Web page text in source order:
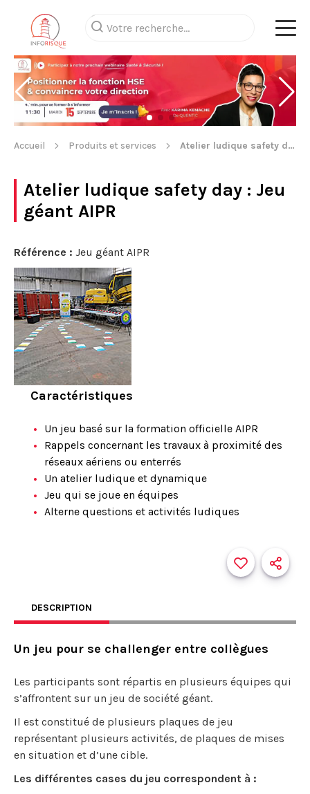
Accueil Produits et services Atelier ludique safety day
Atelier ludique safety day : Jeu
géant AIPR
Référence : Jeu géant AIPR
Caractéristiques
Un jeu basé sur la formation officielle AIPR
Rappels concernant les travaux à proximité des
réseaux aériens ou enterrés
Un atelier ludique et dynamique
Jeu qui se joue en équipes
Alterne questions et activités ludiques
DESCRIPTION
Un jeu pour se challenger entre collègues
Les participants sont répartis en plusieurs équipes qui
s’affrontent sur un jeu de société géant.
Il est constitué de plusieurs plaques de jeu
représentant plusieurs activités, de plaques de mises
en situation et d’une cible.
Les différentes cases du jeu correspondent à :